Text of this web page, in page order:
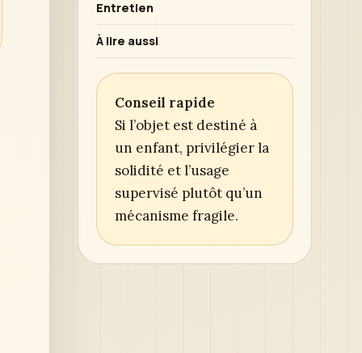
Entretien
À lire aussi
Conseil rapide
Si l’objet est destiné à
un enfant, privilégier la
solidité et l’usage
supervisé plutôt qu’un
mécanisme fragile.